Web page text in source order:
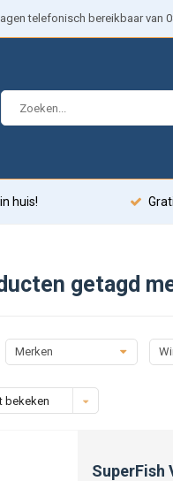
telefonisch bereikbaar van
huis!
getagd
Merken
bekeken
SuperFish